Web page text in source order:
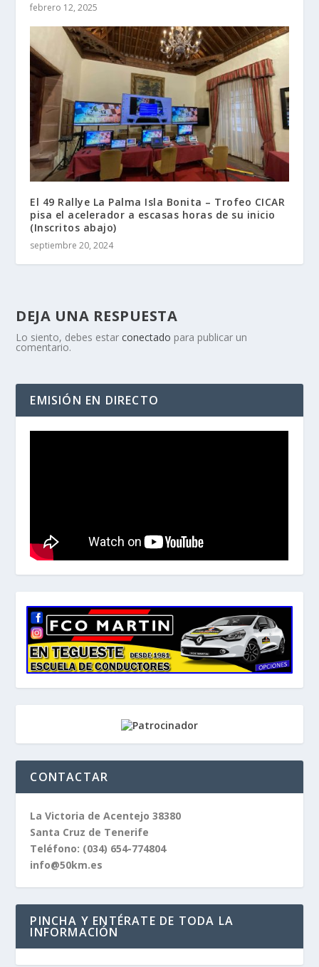
febrero 12, 2025
El 49 Rallye La Palma Isla Bonita – Trofeo CICAR
pisa el acelerador a escasas horas de su inicio
(Inscritos abajo)
septiembre 20, 2024
DEJA UNA RESPUESTA
Lo siento, debes estarconectado para publicar un
comentario.
EMISIÓN EN DIRECTO
CONTACTAR
La Victoria de Acentejo 38380
Santa Cruz de Tenerife
Teléfono: (034) 654-774804
info@50km.es
PINCHA Y ENTÉRATE DE TODA LA
INFORMACIÓN